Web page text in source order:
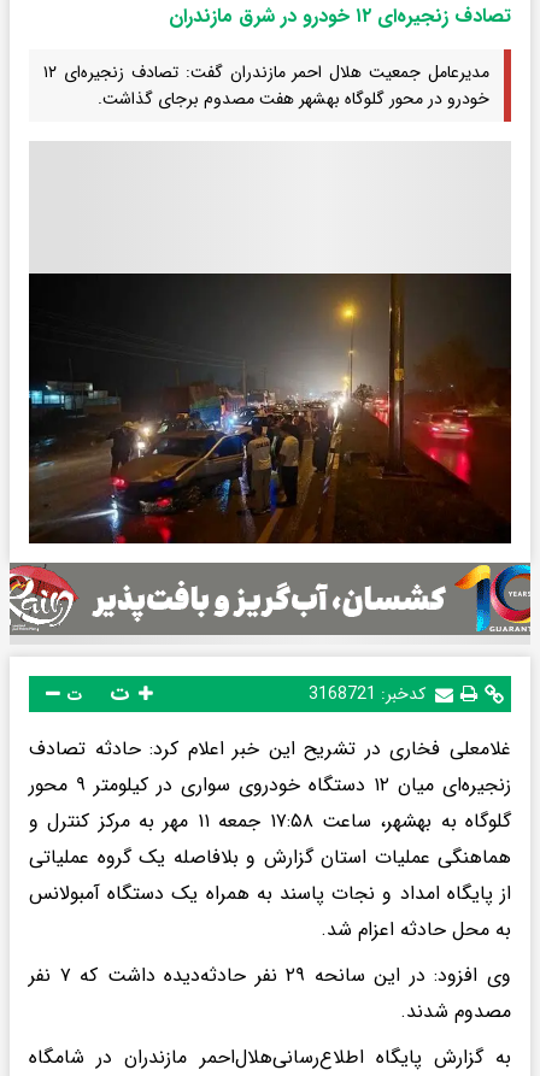
تصادف زنجیره‌ای ۱۲ خودرو در شرق مازندران
مدیرعامل جمعیت هلال احمر مازندران گفت: تصادف زنجیره‌ای ۱۲
خودرو در محور گلوگاه بهشهر هفت مصدوم برجای گذاشت.
کدخبر: 3168721 ت
غلامعلی فخاری در تشریح این خبر اعلام کرد: حادثه تصادف
زنجیره‌ای میان ۱۲ دستگاه خودروی سواری در کیلومتر ۹ محور
گلوگاه به بهشهر، ساعت ۱۷:۵۸ جمعه ۱۱ مهر به مرکز کنترل و
هماهنگی عملیات استان گزارش و بلافاصله یک گروه عملیاتی
از پایگاه امداد و نجات پاسند به همراه یک دستگاه آمبولانس
به محل حادثه اعزام شد.
وی افزود: در این سانحه ۲۹ نفر حادثه‌دیده داشت که ۷ نفر
مصدوم شدند.
به گزارش پایگاه اطلاع‌رسانی‌هلال‌احمر مازندران در شامگاه